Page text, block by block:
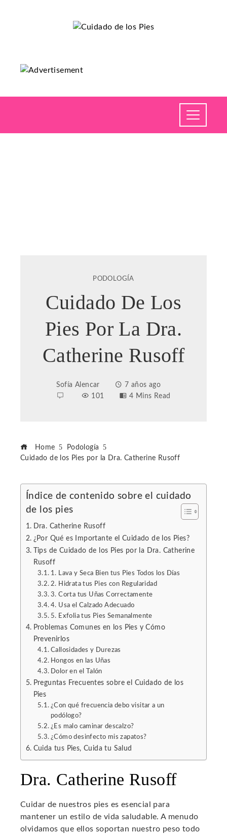
PODOLOGÍA
Cuidado De Los
Pies Por La Dra.
Catherine Rusoff
Sofía Alencar
7 años ago
101
4 Mins Read
Home
Podología
Cuidado de los Pies por la Dra. Catherine Rusoff
Índice de contenido sobre el cuidado
de los pies
Dra. Catherine Rusoff
¿Por Qué es Importante el Cuidado de los Pies?
Tips de Cuidado de los Pies por la Dra. Catherine
Rusoff
1. Lava y Seca Bien tus Pies Todos los Días
2. Hidrata tus Pies con Regularidad
3. Corta tus Uñas Correctamente
4. Usa el Calzado Adecuado
5. Exfolia tus Pies Semanalmente
Problemas Comunes en los Pies y Cómo
Prevenirlos
Callosidades y Durezas
Hongos en las Uñas
Dolor en el Talón
Preguntas Frecuentes sobre el Cuidado de los
Pies
¿Con qué frecuencia debo visitar a un
podólogo?
¿Es malo caminar descalzo?
¿Cómo desinfecto mis zapatos?
Cuida tus Pies, Cuida tu Salud
Dra. Catherine Rusoff
Cuidar de nuestros pies es esencial para
mantener un estilo de vida saludable. A menudo
olvidamos que ellos soportan nuestro peso todo